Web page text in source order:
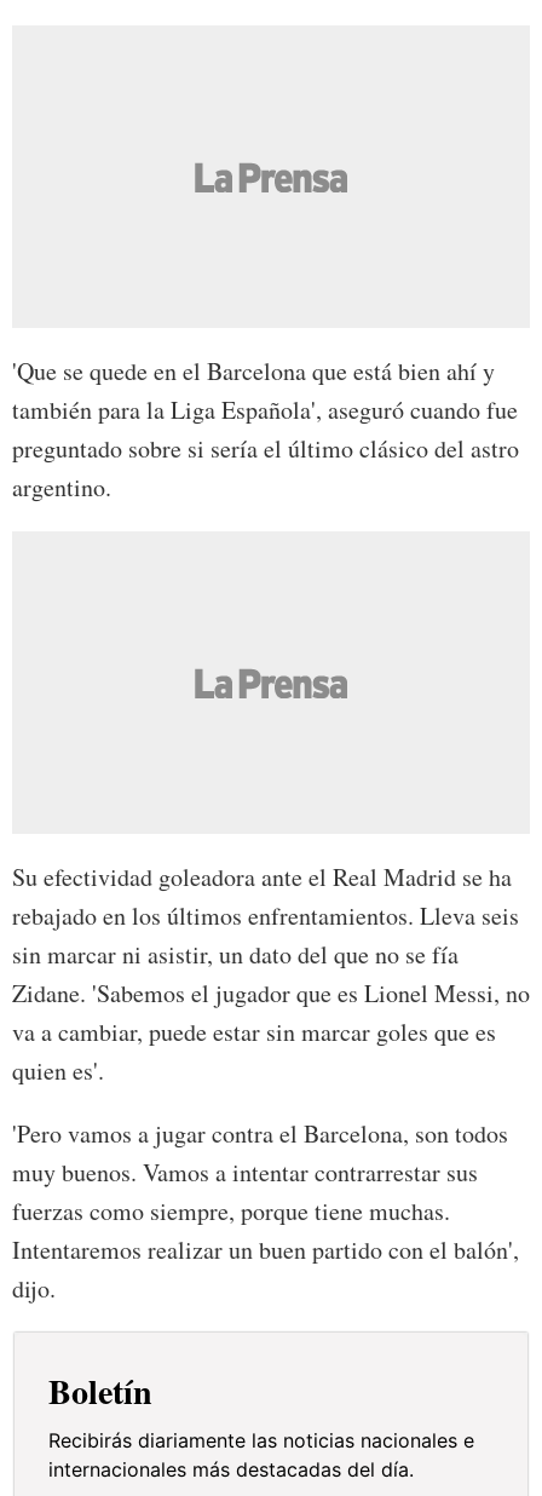
'Que se quede en el Barcelona que está bien ahí y
también para la Liga Española', aseguró cuando fue
preguntado sobre si sería el último clásico del astro
argentino.
Su efectividad goleadora ante el Real Madrid se ha
rebajado en los últimos enfrentamientos. Lleva seis
sin marcar ni asistir, un dato del que no se fía
Zidane. 'Sabemos el jugador que es Lionel Messi, no
va a cambiar, puede estar sin marcar goles que es
quien es'.
'Pero vamos a jugar contra el Barcelona, son todos
muy buenos. Vamos a intentar contrarrestar sus
fuerzas como siempre, porque tiene muchas.
Intentaremos realizar un buen partido con el balón',
dijo.
Boletín
Recibirás diariamente las noticias nacionales e
internacionales más destacadas del día.